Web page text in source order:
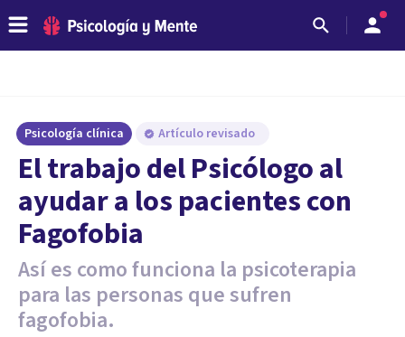
Psicología clínica Artículo revisado
El trabajo del Psicólogo al
ayudar a los pacientes con
Fagofobia
Así es como funciona la psicoterapia
para las personas que sufren
fagofobia.